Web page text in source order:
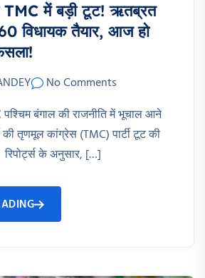
TMC में बड़ी टूट! ऋतब्रत
विधायक तैयार, आज हो
No Comments
पश्चिम बंगाल की राजनीति में भूचाल आने
की तृणमूल कांग्रेस (TMC) पार्टी टूट की
के अनुसार, […]